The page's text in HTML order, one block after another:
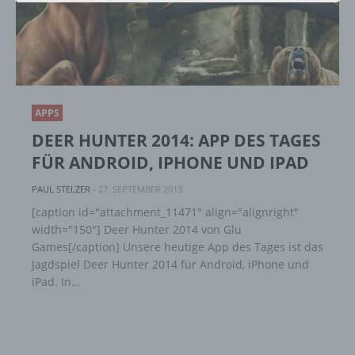
APPS
DEER HUNTER 2014: APP DES TAGES
FÜR ANDROID, IPHONE UND IPAD
PAUL STELZER - 27. SEPTEMBER 2013
[caption id="attachment_11471" align="alignright"
width="150"] Deer Hunter 2014 von Glu
Games[/caption] Unsere heutige App des Tages ist das
Jagdspiel Deer Hunter 2014 für Android, iPhone und
iPad. In…
uns zu übermitteln.
Begriffsbestimmungen
Die Datenschutzerklärung beruht auf den
Begrifflichkeiten, die durch den Europäischen
Richtlinien- und Verordnungsgeber beim Erlass
der Datenschutz-Grundverordnung (DS-GVO)
verwendet wurden. Unsere Datenschutzerklärung
soll sowohl für die Öffentlichkeit als auch für
lesbar und verständlich sein. Um dies zu
gewährleisten, möchten wir vorab die verwendeten
Begrifflichkeiten erläutern.
Wir verwenden in dieser Datenschutzerklärung